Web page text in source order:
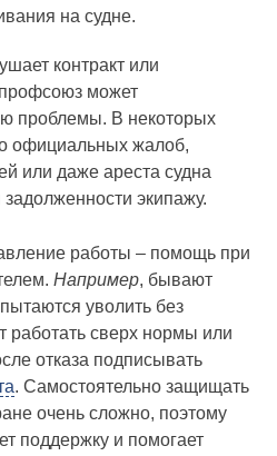
на судне.
контракт или
может
проблемы. В некоторых
официальных жалоб,
или даже ареста судна
экипажу.
работы – помощь при
Например, бывают
уволить без
работать сверх нормы или
отказа подписывать
. Самостоятельно защищать
очень сложно, поэтому
поддержку и помогает